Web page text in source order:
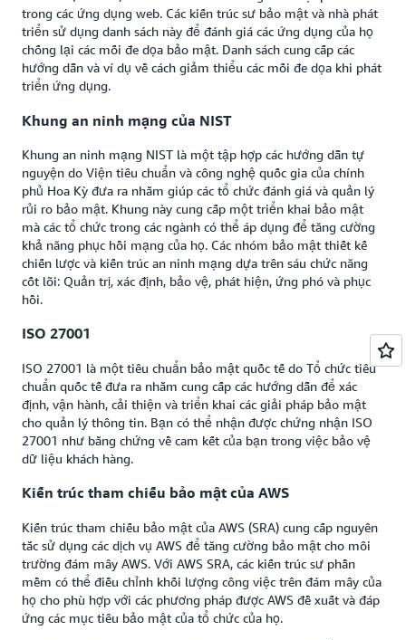
trong các ứng dụng web. Các kiến trúc sư bảo mật và nhà phát
triển sử dụng danh sách này để đánh giá các ứng dụng của họ
chống lại các mối đe dọa bảo mật. Danh sách cung cấp các
hướng dẫn và ví dụ về cách giảm thiểu các mối đe dọa khi phát
triển ứng dụng.
Khung an ninh mạng của NIST
Khung an ninh mạng NIST là một tập hợp các hướng dẫn tự
nguyện do Viện tiêu chuẩn và công nghệ quốc gia của chính
phủ Hoa Kỳ đưa ra nhằm giúp các tổ chức đánh giá và quản lý
rủi ro bảo mật. Khung này cung cấp một triển khai bảo mật
mà các tổ chức trong các ngành có thể áp dụng để tăng cường
khả năng phục hồi mạng của họ. Các nhóm bảo mật thiết kế
chiến lược và kiến trúc an ninh mạng dựa trên sáu chức năng
cốt lõi: Quản trị, xác định, bảo vệ, phát hiện, ứng phó và phục
hồi.
ISO 27001
ISO 27001 là một tiêu chuẩn bảo mật quốc tế do Tổ chức tiêu
chuẩn quốc tế đưa ra nhằm cung cấp các hướng dẫn để xác
định, vận hành, cải thiện và triển khai các giải pháp bảo mật
cho quản lý thông tin. Bạn có thể nhận được chứng nhận ISO
27001 như bằng chứng về cam kết của bạn trong việc bảo vệ
dữ liệu khách hàng.
Kiến trúc tham chiếu bảo mật của AWS
Kiến trúc tham chiếu bảo mật của AWS (SRA) cung cấp nguyên
tắc sử dụng các dịch vụ AWS để tăng cường bảo mật cho môi
trường đám mây AWS. Với AWS SRA, các kiến trúc sư phần
mềm có thể điều chỉnh khối lượng công việc trên đám mây của
họ cho phù hợp với các phương pháp được AWS đề xuất và đáp
ứng các mục tiêu bảo mật của tổ chức của họ.